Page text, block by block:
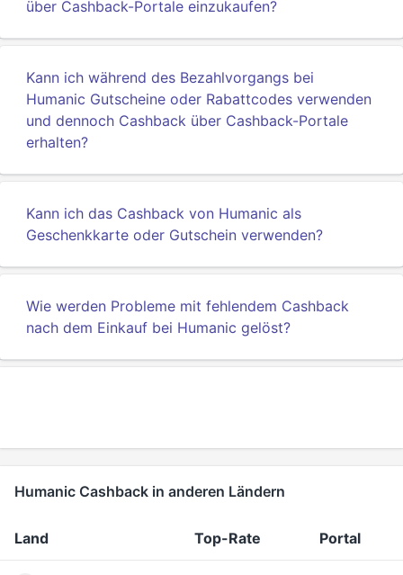
über Cashback-Portale einzukaufen?
Kann ich während des Bezahlvorgangs bei
Humanic Gutscheine oder Rabattcodes verwenden
und dennoch Cashback über Cashback-Portale
erhalten?
Kann ich das Cashback von Humanic als
Geschenkkarte oder Gutschein verwenden?
Wie werden Probleme mit fehlendem Cashback
nach dem Einkauf bei Humanic gelöst?
Humanic Cashback in anderen Ländern
Land Top-Rate Portal